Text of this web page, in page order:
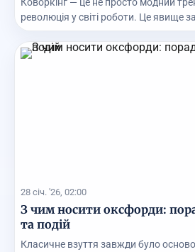
революція у світі роботи. Це явище
28 січ. '26, 02:00
З чим носити оксфорди:
та подій
Класичне взуття завжди було